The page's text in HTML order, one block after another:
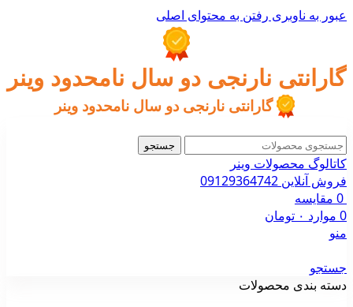
عبور به ناوبری رفتن به محتوای اصلی
گارانتی نارنجی دو سال نامحدود وینر
گارانتی نارنجی دو سال نامحدود وینر
جستجو
کاتالوگ محصولات وینر
فروش آنلاین 09129364742
0 مقایسه
0 موارد ۰ تومان
منو
جستجو
دسته بندی محصولات